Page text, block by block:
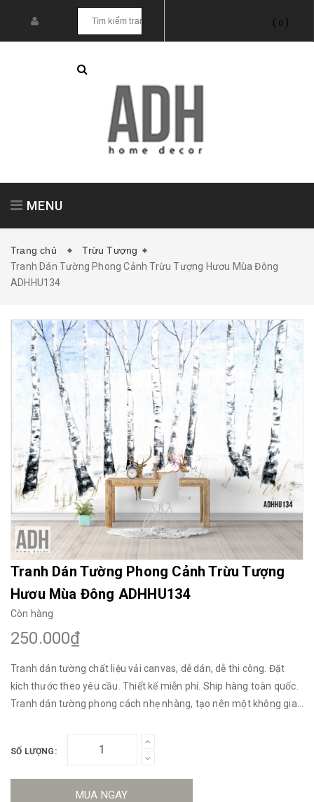
( 0 )
MENU
Tranh treo tường Tranh dán tường
Mua File Tranh Tranh Thực Tế
Thế giới Decor Giới thiệu
Trang chủ
Trừu Tượng
Tranh Dán Tường Phong Cảnh Trừu Tượng Hươu Mùa Đông
ADHHU134
Tranh Dán Tường Phong Cảnh Trừu Tượng
Hươu Mùa Đông ADHHU134
Còn hàng
250.000₫
Tranh dán tường chất liệu vải canvas, dễ dán, dễ thi công. Đặt
kích thước theo yêu cầu. Thiết kế miễn phí. Ship hàng toàn quốc.
Tranh dán tường phong cách nhẹ nhàng, tạo nên một không gian
SỐ LƯỢNG:
MUA NGAY